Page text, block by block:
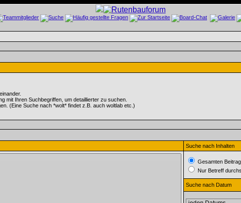
mit Ihren Suchbegriffen, um detaillierter zu suchen.
(Eine Suche nach *wolt* findet z.B. auch woltlab etc.)
Suche nach Inhalten
Gesamten
Nur Betreff
Suche nach Datum